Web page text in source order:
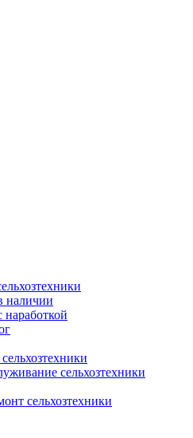
наличии
наработкой
сельхозтехники
сельхозтехники